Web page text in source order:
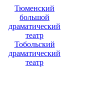
Тюменский
большой
драматический
театр
Тобольский
драматический
театр